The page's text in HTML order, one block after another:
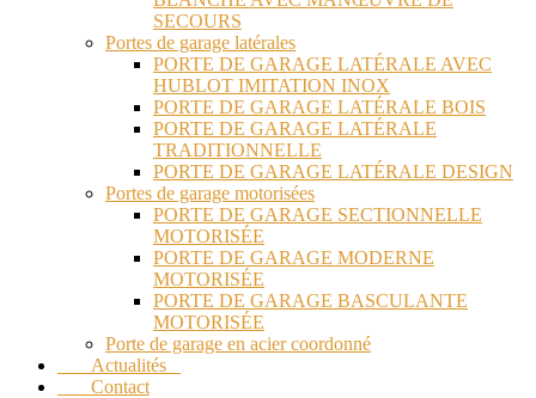
SECOURS
Portes de garage latérales
PORTE DE GARAGE LATÉRALE AVEC
HUBLOT IMITATION INOX
PORTE DE GARAGE LATÉRALE BOIS
PORTE DE GARAGE LATÉRALE
TRADITIONNELLE
PORTE DE GARAGE LATÉRALE DESIGN
Portes de garage motorisées
PORTE DE GARAGE SECTIONNELLE
MOTORISÉE
PORTE DE GARAGE MODERNE
MOTORISÉE
PORTE DE GARAGE BASCULANTE
MOTORISÉE
Porte de garage en acier coordonné
Actualités
Contact